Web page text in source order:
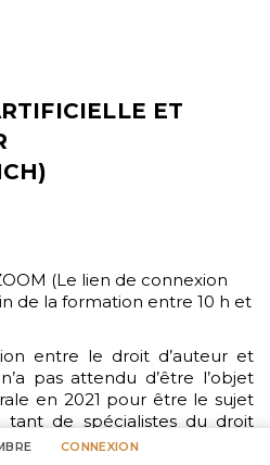
CONNEXION
ET
(Le lien de connexion
de la formation entre 10 h et
entre le droit d’auteur et
pas attendu d’être l’objet
en 2021 pour être le sujet
tant de spécialistes du droit
Nos panélistes, une